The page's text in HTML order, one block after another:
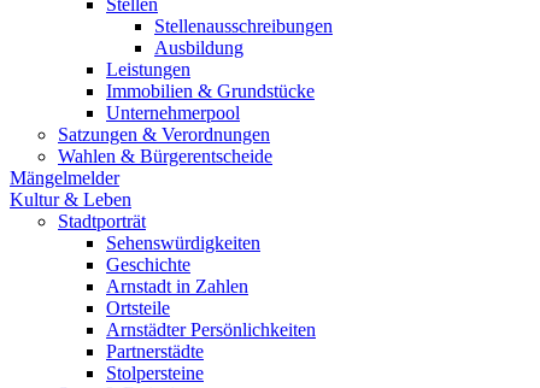
Stellen
Stellenausschreibungen
Ausbildung
Leistungen
Immobilien & Grundstücke
Unternehmerpool
Satzungen & Verordnungen
Wahlen & Bürgerentscheide
Mängelmelder
Kultur & Leben
Stadtporträt
Sehenswürdigkeiten
Geschichte
Arnstadt in Zahlen
Ortsteile
Arnstädter Persönlichkeiten
Partnerstädte
Stolpersteine